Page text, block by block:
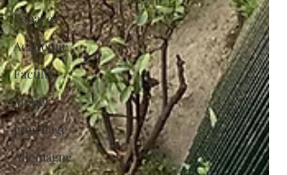
Espace
Académie
Faculté
Métier
jumellage
Allemagne